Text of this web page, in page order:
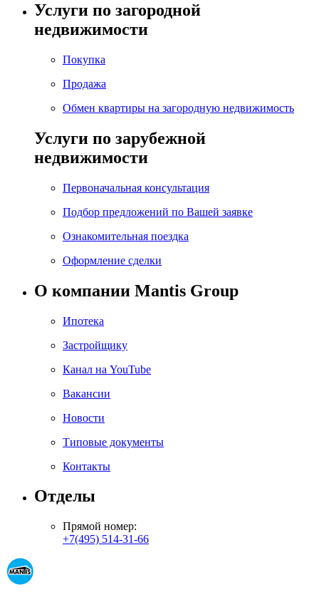
Услуги по загородной
недвижимости
Покупка
Продажа
Обмен квартиры на загородную недвижимость
Услуги по зарубежной
недвижимости
Первоначальная консультация
Подбор предложений по Вашей заявке
Ознакомительная поездка
Оформление сделки
О компании Mantis Group
Ипотека
Застройщику
Канал на YouTube
Вакансии
Новости
Типовые документы
Контакты
Отделы
Прямой номер:
+7(495) 514-31-66